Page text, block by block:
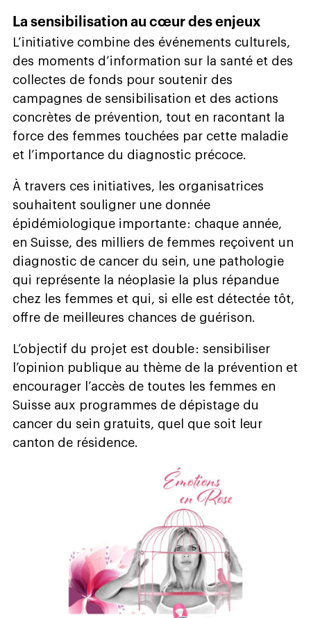
La sensibilisation au cœur des enjeux
L’initiative combine des événements culturels,
des moments d’information sur la santé et des
collectes de fonds pour soutenir des
campagnes de sensibilisation et des actions
concrètes de prévention, tout en racontant la
force des femmes touchées par cette maladie
et l’importance du diagnostic précoce.
À travers ces initiatives, les organisatrices
souhaitent souligner une donnée
épidémiologique importante : chaque année,
en Suisse, des milliers de femmes reçoivent un
diagnostic de cancer du sein, une pathologie
qui représente la néoplasie la plus répandue
chez les femmes et qui, si elle est détectée tôt,
offre de meilleures chances de guérison.
L’objectif du projet est double : sensibiliser
l’opinion publique au thème de la prévention et
encourager l’accès de toutes les femmes en
Suisse aux programmes de dépistage du
cancer du sein gratuits, quel que soit leur
canton de résidence.